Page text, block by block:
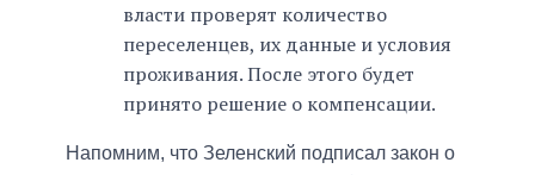
власти проверят количество
переселенцев, их данные и условия
проживания. После этого будет
принято решение о компенсации.
Напомним, что Зеленский подписал закон о